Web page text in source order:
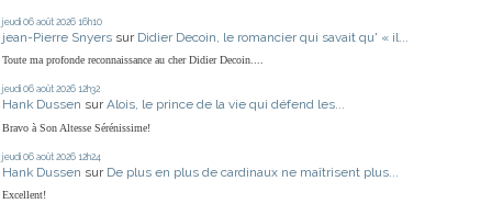
jeudi 06 août 2026 16h10
jean-Pierre Snyers sur Didier Decoin, le romancier qui savait qu' « il...
Toute ma profonde reconnaissance au cher Didier Decoin....
jeudi 06 août 2026 12h32
Hank Dussen sur Alois, le prince de la vie qui défend les...
Bravo à Son Altesse Sérénissime!
jeudi 06 août 2026 12h24
Hank Dussen sur De plus en plus de cardinaux ne maîtrisent plus...
Excellent!